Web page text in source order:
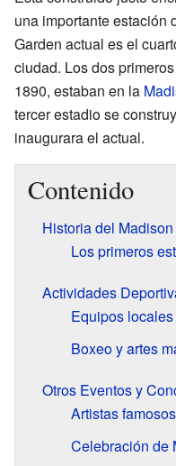
una importante estación
Garden actual es el
ciudad. Los dos
1890, estaban en la
tercer estadio se
inaugurara el actual.
Contenido
Historia del
Los primeros
Actividades
Equipos
Boxeo y artes
Otros Eventos y
Artistas
Celebración de